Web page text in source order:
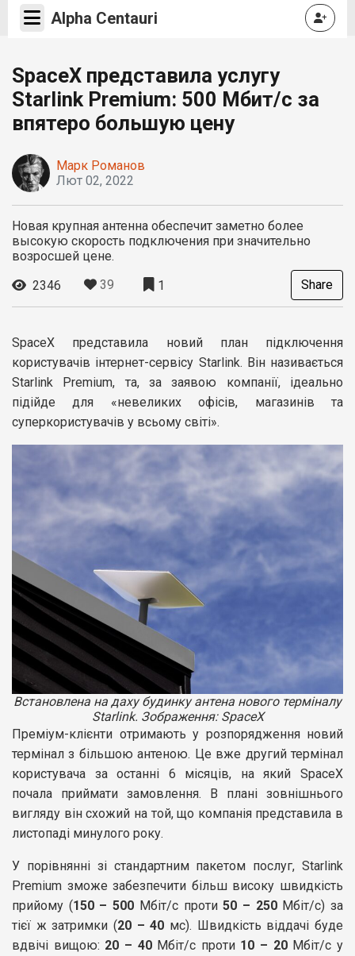
Alpha Centauri
SpaceX представила услугу
Starlink Premium: 500 Мбит/с за
впятеро большую цену
Марк Романов
Лют 02, 2022
Новая крупная антенна обеспечит заметно более
высокую скорость подключения при значительно
возросшей цене.
2346
39 1 Share
SpaceX представила новий план підключення
користувачів інтернет-сервісу Starlink. Він називається
Starlink Premium, та, за заявою компанії, ідеально
підійде для «невеликих офісів, магазинів та
суперкористувачів у всьому світі».
Встановлена на даху будинку антена нового терміналу
Starlink. Зображення: SpaceX
Преміум-клієнти отримають у розпорядження новий
термінал з більшою антеною. Це вже другий термінал
користувача за останні 6 місяців, на який SpaceX
почала приймати замовлення. В плані зовнішнього
вигляду він схожий на той, що компанія представила в
листопаді минулого року.
У порівнянні зі стандартним пакетом послуг, Starlink
Premium зможе забезпечити більш високу швидкість
прийому (150 – 500 Мбіт/с проти50 – 250Мбіт/с) за
тієї ж затримки (20 – 40 мс). Швидкість віддачі буде
вдвічі вищою: 20 – 40Мбіт/с проти 10 – 20Мбіт/с у